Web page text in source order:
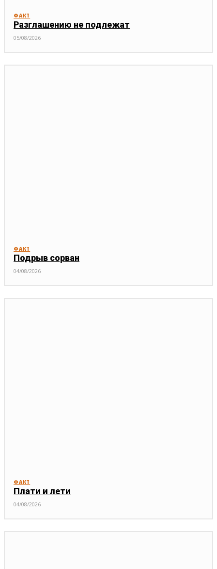
ФАКТ
Разглашению не подлежат
05/08/2026
ФАКТ
Подрыв сорван
04/08/2026
ФАКТ
Плати и лети
04/08/2026